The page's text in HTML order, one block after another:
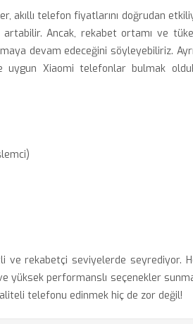
akıllı telefon fiyatlarını doğrudan
Ancak, rekabet ortamı ve
devam edeceğini söyleyebiliriz.
uygun Xiaomi telefonlar bulmak
ve rekabetçi seviyelerde seyrediyor.
yüksek performanslı seçenekler
telefonu edinmek hiç de zor değil!